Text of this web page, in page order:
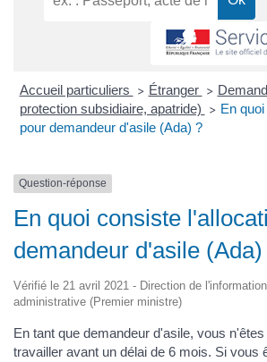
Accueil particuliers > Étranger >
protection subsidiaire, apatride)
> En
pour demandeur d'asile (Ada) ?
Question-réponse
En quoi consiste
demandeur d'asile
Vérifié le 21 avril 2021 - Direction de
administrative (Premier ministre)
En tant que demandeur d'asile, vous
travailler avant un délai de 6 mois. Si vous